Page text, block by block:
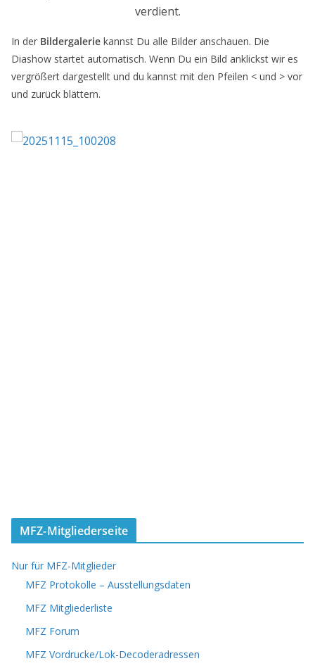
verdient.
In der Bildergalerie kannst Du alle Bilder anschauen. Die
Diashow startet automatisch. Wenn Du ein Bild anklickst wir es
vergrößert dargestellt und du kannst mit den Pfeilen < und > vor
und zurück blättern.
MFZ-Mitgliederseite
Nur für MFZ-Mitglieder
MFZ Protokolle – Ausstellungsdaten
MFZ Mitgliederliste
MFZ Forum
MFZ Vordrucke/Lok-Decoderadressen